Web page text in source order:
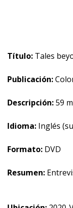
Título: Tales
Publicación:
Descripción:59
Idioma: Inglés
Formato: DVD
Resumen: